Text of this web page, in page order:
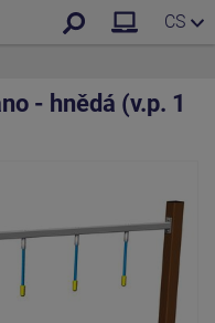
CS
- hnědá (v.p. 1